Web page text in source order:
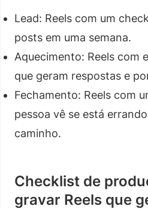
Lead: Reels com um
posts em uma semana.
Aquecimento: Reels com
que geram respostas e
Fechamento: Reels com
pessoa vê se está
caminho.
Checklist de
gravar Reels que